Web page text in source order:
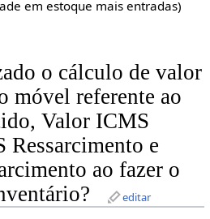
em estoque mais entradas)
o cálculo de valor
móvel referente ao
Valor ICMS
e
ao fazer o
editar